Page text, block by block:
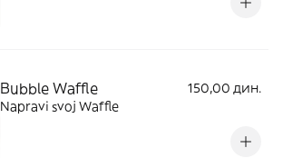
Bubble Waffle
150,00 дин.
Napravi svoj Waffle